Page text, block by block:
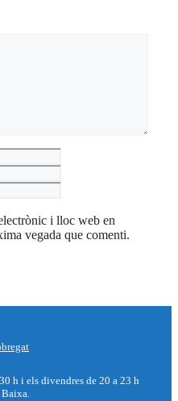
electrònic
web
i lloc web en
vegada que comenti.
h i els divendres de 20 a 23 h
Baixa.